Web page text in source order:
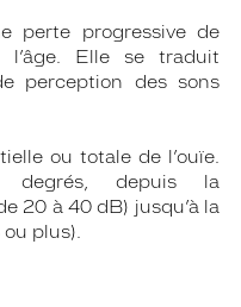
perte progressive de
l’âge. Elle se traduit
perception des sons
ou totale de l’ouïe.
depuis la
20 à 40 dB) jusqu’à la
plus).